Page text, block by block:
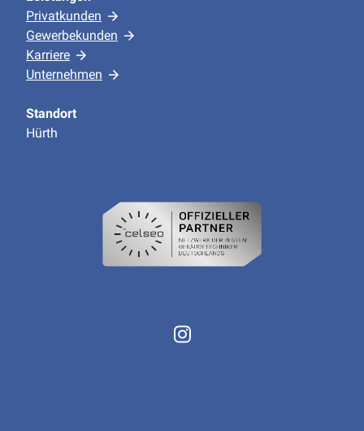
Privatkunden
Gewerbekunden
Karriere
Unternehmen
Standort
Hürth